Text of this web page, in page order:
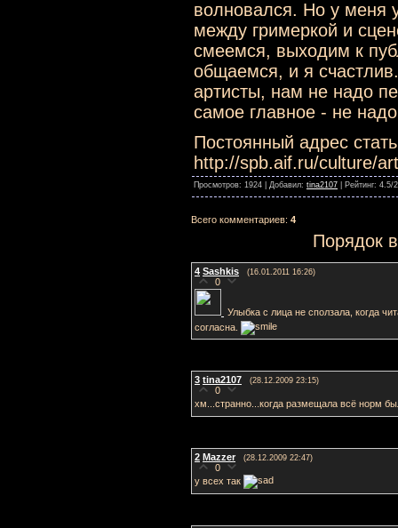
волновался. Но у меня
между гримеркой и
смеемся, выходим к
общаемся, и я
артисты, нам не надо
самое главное - не
Постоянный адрес
http://spb.aif.ru/culture/
Просмотров: 1924 | Добавил: tina2107 | Рейтинг: 4.5/
Всего комментариев: 4
Порядок
4 Sashkis (16.01.2011 16:26)
0
Улыбка с лица не сползала, когда
согласна.
3 tina2107 (28.12.2009 23:15)
0
хм...странно...когда размещала всё норм
2 Mazzer (28.12.2009 22:47)
0
у всех так